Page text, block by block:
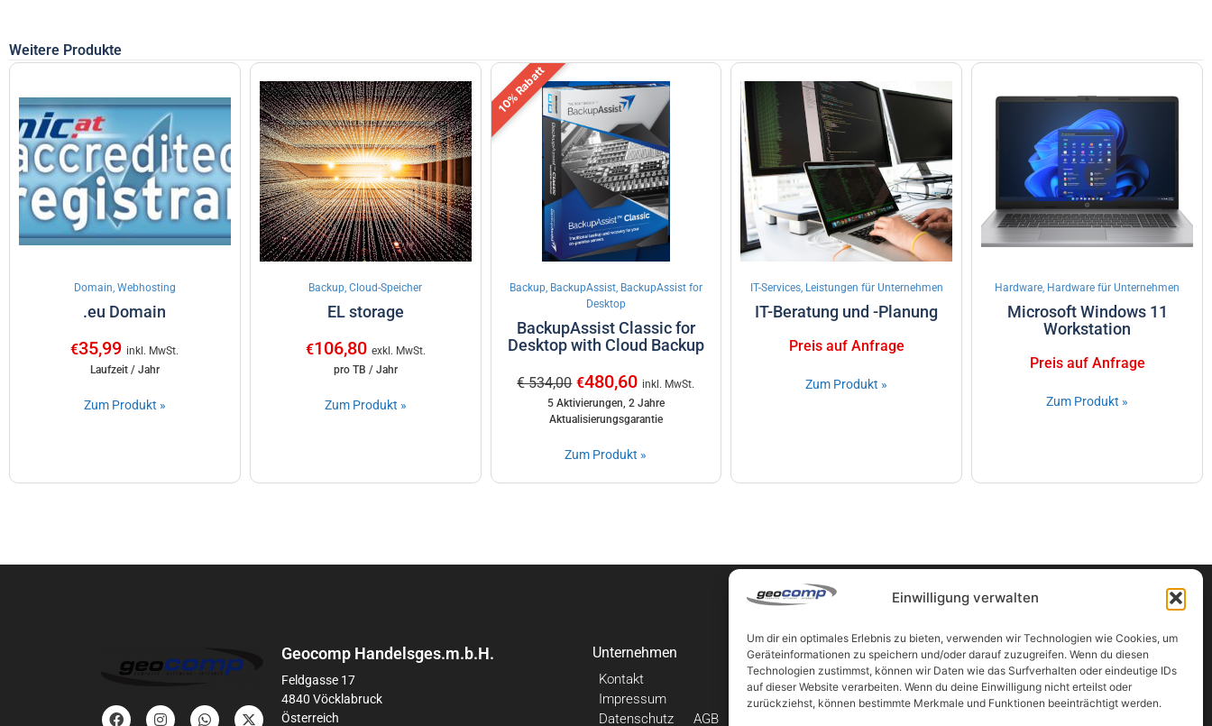
Einwilligung verwalten
Um dir ein optimales Erlebnis zu bieten, verwenden wir Technologien wie Cookies, um
Geräteinformationen zu speichern und/oder darauf zuzugreifen. Wenn du diesen
Technologien zustimmst, können wir Daten wie das Surfverhalten oder eindeutige IDs
auf dieser Website verarbeiten. Wenn du deine Einwilligung nicht erteilst oder
zurückziehst, können bestimmte Merkmale und Funktionen beeinträchtigt werden.
Weitere Produkte
Domain, Webhosting
.eu Domain
€35,99 inkl. MwSt.
Laufzeit / Jahr
Zum Produkt »
Backup, Cloud-Speicher
EL storage
€106,80 exkl. MwSt.
pro TB / Jahr
Zum Produkt »
Backup, BackupAssist, BackupAssist for
Desktop
BackupAssist Classic for
Desktop with Cloud Backup
€ 534,00 €480,60 inkl. MwSt.
5 Aktivierungen, 2 Jahre
Aktualisierungsgarantie
Zum Produkt »
10% Rabatt
IT-Services, Leistungen für Unternehmen
IT-Beratung und -Planung
Preis auf Anfrage
Zum Produkt »
Hardware, Hardware für Unternehmen
Microsoft Windows 11
Workstation
Preis auf Anfrage
Zum Produkt »
Geocomp Handelsges.m.b.H.
Feldgasse 17
4840 Vöcklabruck
Österreich
Unternehmen
Kontakt
Impressum
Datenschutz
AGB
Links
Neuigkeiten
Beiträge
Partner
www.vermessung-ahrer.at
www.vermessung-luftbild.at